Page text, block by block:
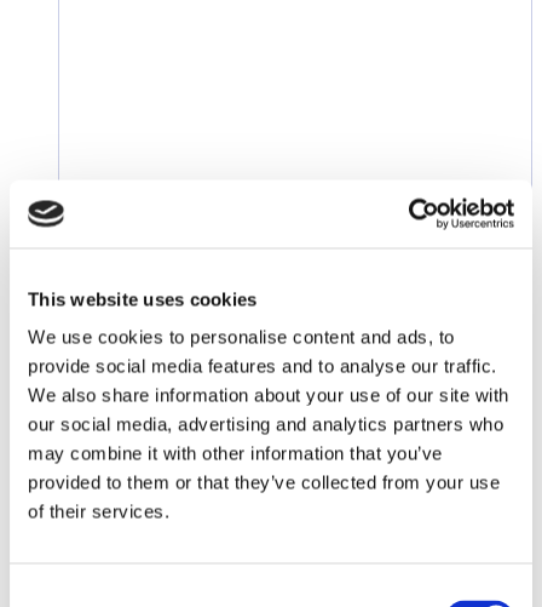
This website uses cookies
We use cookies to personalise content and ads, to
provide social media features and to analyse our traffic.
We also share information about your use of our site with
our social media, advertising and analytics partners who
may combine it with other information that you’ve
provided to them or that they’ve collected from your use
of their services.
€ 14,65